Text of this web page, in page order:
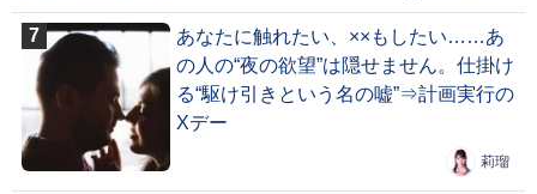
あなたに触れたい、××もしたい……あ
の人の“夜の欲望”は隠せません。仕掛け
る“駆け引きという名の嘘”⇒計画実行の
Xデー
莉瑠